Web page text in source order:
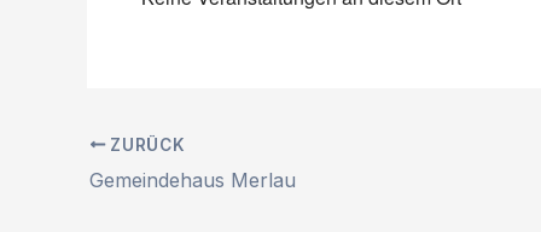
ZURÜCK
Gemeindehaus Merlau